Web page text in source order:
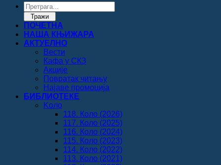
Products
search
Тражи
ПОЧЕТНА
НАША КЊИЖАРА
АКТУЕЛНО
Вести
Кафа у СКЗ
Акције
Повратак читању
Најаве промоција
БИБЛИОТЕКЕ
Koло
118. Коло (2026)
117. Коло (2025)
116. Коло (2024)
115. Коло (2023)
114. Коло (2022)
113. Коло (2021)